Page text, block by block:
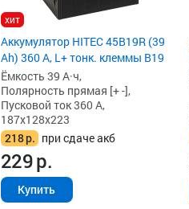
хит
Аккумулятор HITEC 45B19R (39
Ah) 360 А, L+ тонк. клеммы B19
Ёмкость 39 А·ч,
Полярность прямая [+ -],
Пусковой ток 360 А,
187x128x223
218р. при сдаче акб
229р.
Купить